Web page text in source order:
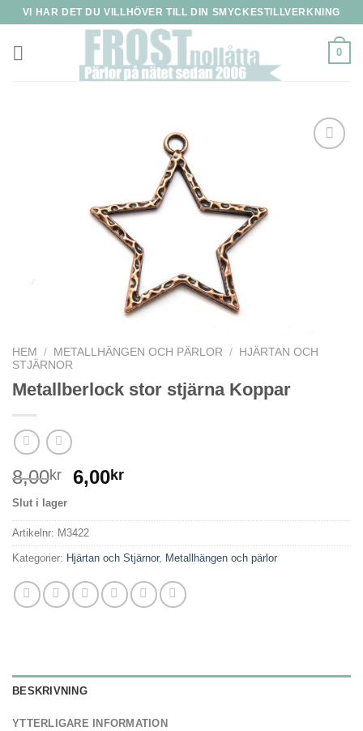
Skip
content
VI HAR DET DU VILLHÖVER TILL DIN SMYCKESTILLVERKNING
0
HEM / METALLHÄNGEN OCH PÄRLOR /
HJÄRTAN OCH
STJÄRNOR
Metallberlock stor stjärna Koppar
8,00kr 6,00kr
Slut i lager
Artikelnr: M3422
Kategorier: Hjärtan och Stjärnor, Metallhängen och pärlor
BESKRIVNING
YTTERLIGARE INFORMATION